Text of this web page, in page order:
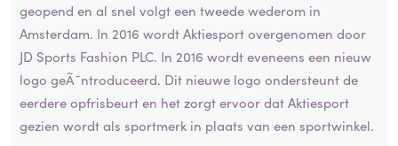
geopend en al snel volgt een tweede wederom in
Amsterdam. In 2016 wordt Aktiesport overgenomen door
JD Sports Fashion PLC. In 2016 wordt eveneens een nieuw
logo geÃ¯ntroduceerd. Dit nieuwe logo ondersteunt de
eerdere opfrisbeurt en het zorgt ervoor dat Aktiesport
gezien wordt als sportmerk in plaats van een sportwinkel.